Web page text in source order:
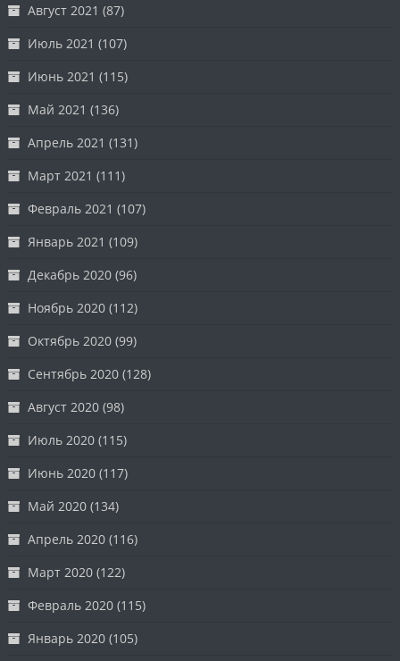
Август 2021 (87)
Июль 2021 (107)
Июнь 2021 (115)
Май 2021 (136)
Апрель 2021 (131)
Март 2021 (111)
Февраль 2021 (107)
Январь 2021 (109)
Декабрь 2020 (96)
Ноябрь 2020 (112)
Октябрь 2020 (99)
Сентябрь 2020 (128)
Август 2020 (98)
Июль 2020 (115)
Июнь 2020 (117)
Май 2020 (134)
Апрель 2020 (116)
Март 2020 (122)
Февраль 2020 (115)
Январь 2020 (105)